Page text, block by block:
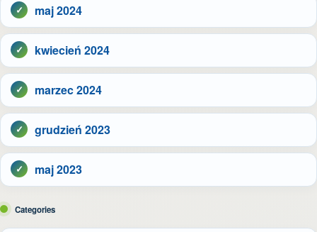
maj 2024
kwiecień 2024
marzec 2024
grudzień 2023
maj 2023
Categories